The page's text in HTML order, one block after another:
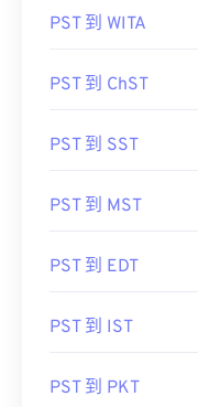
PST 到 WITA
PST 到 ChST
PST 到 SST
PST 到 MST
PST 到 EDT
PST 到 IST
PST 到 PKT